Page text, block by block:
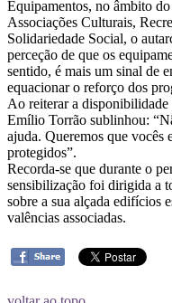
Equipamentos, no âmbito
Associações Culturais,
Solidariedade Social, o
perceção de que os
sentido, é mais um sinal de
equacionar o reforço dos
Ao reiterar a disponibilidade
Emílio Torrão sublinhou:
ajuda. Queremos que vocês
protegidos”.
Recorda-se que durante o
sensibilização foi dirigida a
sobre a sua alçada edifícios
valências associadas.